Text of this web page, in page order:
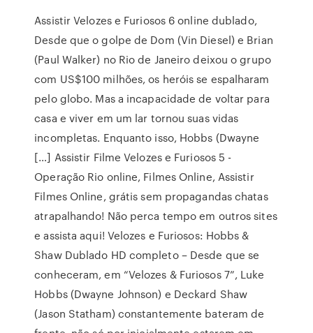
Assistir Velozes e Furiosos 6 online dublado,
Desde que o golpe de Dom (Vin Diesel) e Brian
(Paul Walker) no Rio de Janeiro deixou o grupo
com US$100 milhões, os heróis se espalharam
pelo globo. Mas a incapacidade de voltar para
casa e viver em um lar tornou suas vidas
incompletas. Enquanto isso, Hobbs (Dwayne
[…] Assistir Filme Velozes e Furiosos 5 -
Operação Rio online, Filmes Online, Assistir
Filmes Online, grátis sem propagandas chatas
atrapalhando! Não perca tempo em outros sites
e assista aqui! Velozes e Furiosos: Hobbs &
Shaw Dublado HD completo – Desde que se
conheceram, em “Velozes & Furiosos 7”, Luke
Hobbs (Dwayne Johnson) e Deckard Shaw
(Jason Statham) constantemente bateram de